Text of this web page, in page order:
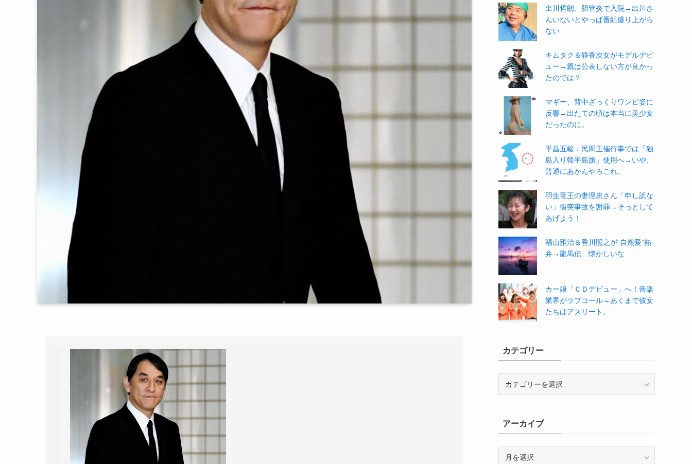
出川哲朗、胆管炎で入院→出川さ
んいないとやっぱ番組盛り上がら
ない
キムタク＆静香次女がモデルデビ
ュー→親は公表しない方が良かっ
たのでは？
マギー、背中ざっくりワンピ姿に
反響→出たての頃は本当に美少女
だったのに。
平昌五輪：民間主催行事では「独
島入り韓半島旗」使用へ→いや、
普通にあかんやろこれ。
羽生竜王の妻理恵さん「申し訳な
い」衝突事故を謝罪→そっとして
あげよう！
福山雅治＆香川照之が“自然愛”熱
弁→龍馬伝…懐かしいな
カー娘「ＣＤデビュー」へ！音楽
業界がラブコール→あくまで彼女
たちはアスリート。
カテゴリー
ーアーカイブ